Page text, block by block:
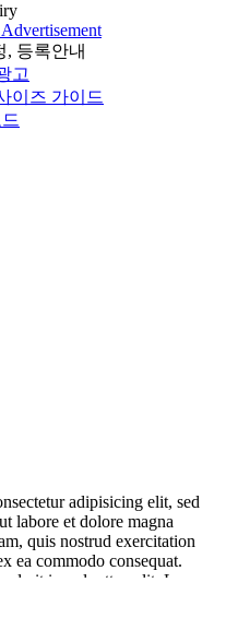
, 등록안내
고
이즈 가이드
adipisicing elit, sed
labore et dolore magna
quis nostrud exercitation
ea commodo consequat.
in voluptte velit. Lorem
adipisicing elit, sed do […]